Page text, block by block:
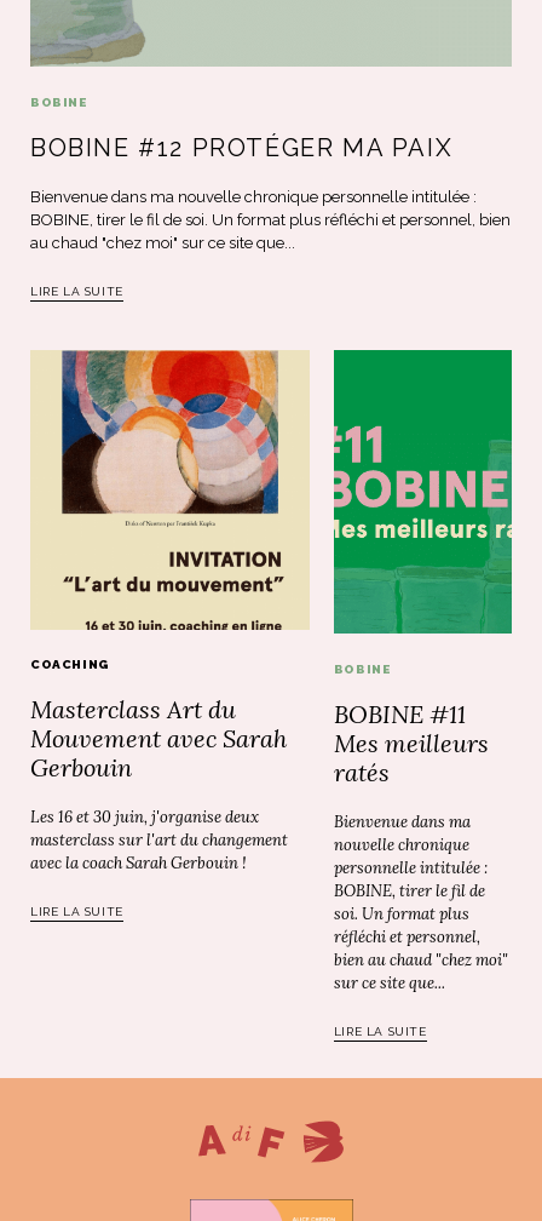
BOBINE
BOBINE #12 PROTÉGER MA PAIX
Bienvenue dans ma nouvelle chronique personnelle intitulée :
BOBINE, tirer le fil de soi. Un format plus réfléchi et personnel, bien
au chaud "chez moi" sur ce site que...
LIRE LA SUITE
COACHING
Masterclass Art du
Mouvement avec Sarah
Gerbouin
Les 16 et 30 juin, j'organise deux
masterclass sur l'art du changement
avec la coach Sarah Gerbouin !
LIRE LA SUITE
BOBINE
BOBINE #11
Mes meilleurs
ratés
Bienvenue dans ma
nouvelle chronique
personnelle intitulée :
BOBINE, tirer le fil de
soi. Un format plus
réfléchi et personnel,
bien au chaud "chez moi"
sur ce site que...
LIRE LA SUITE